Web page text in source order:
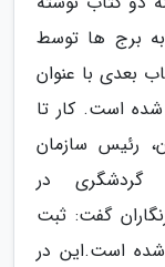
برج ها توسط
بعدی با عنوان
است. کار تا
رئیس سازمان
گردشگری در
خبرنگاران گفت: ثبت
شده است.این در